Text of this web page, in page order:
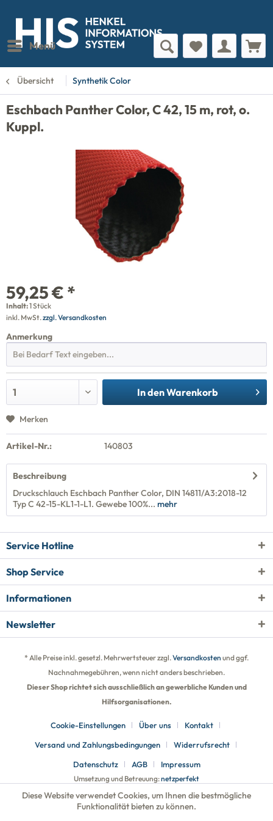
Menü
Übersicht Synthetik Color
Eschbach Panther Color, C 42, 15 m, rot, o.
Kuppl.
59,25 € *
Inhalt:1 Stück
inkl. MwSt.zzgl. Versandkosten
Anmerkung
In denWarenkorb
Merken
Artikel-Nr.: 140803
Beschreibung
Druckschlauch Eschbach Panther Color, DIN 14811/A3:2018-12
Typ C 42-15-KL1-1-L1. Gewebe 100%... mehr
Service Hotline
Shop Service
Informationen
Newsletter
* Alle Preise inkl. gesetzl. Mehrwertsteuer zzgl.Versandkosten und ggf.
Nachnahmegebühren, wenn nicht anders beschrieben.
Dieser Shop richtet sich ausschließlich an gewerbliche Kunden und
Hilfsorganisationen.
Cookie-Einstellungen Über uns
Kontakt
Versand und Zahlungsbedingungen
Widerrufsrecht
Datenschutz
AGB Impressum
Umsetzung und Betreuung:netzperfekt
Diese Website verwendet Cookies, um Ihnen die bestmögliche
Funktionalität bieten zu können.